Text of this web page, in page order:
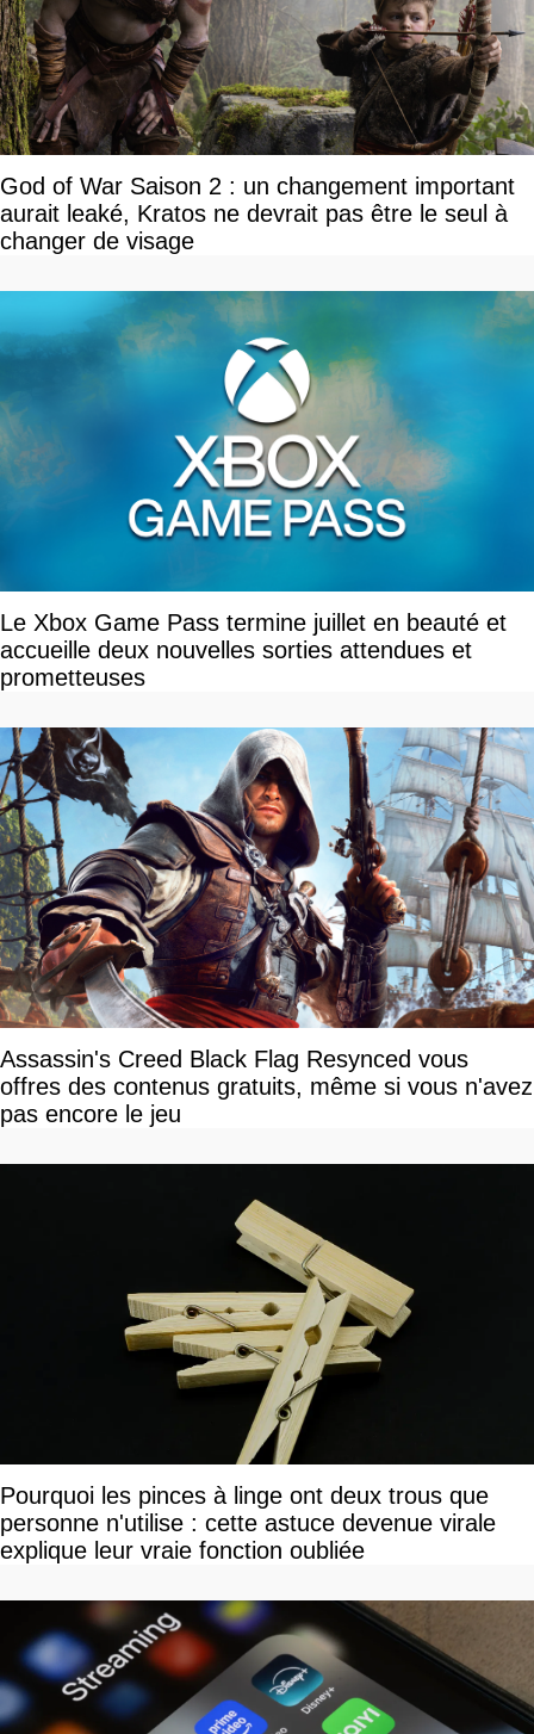
God of War Saison 2 : un changement important
aurait leaké, Kratos ne devrait pas être le seul à
changer de visage
Le Xbox Game Pass termine juillet en beauté et
accueille deux nouvelles sorties attendues et
prometteuses
Assassin's Creed Black Flag Resynced vous
offres des contenus gratuits, même si vous n'avez
pas encore le jeu
Pourquoi les pinces à linge ont deux trous que
personne n'utilise : cette astuce devenue virale
explique leur vraie fonction oubliée